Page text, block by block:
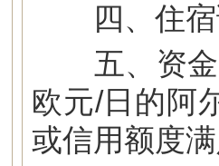
四、住宿
五、资金
欧元/日的阿
或信用额度